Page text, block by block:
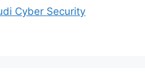
Cyber Security